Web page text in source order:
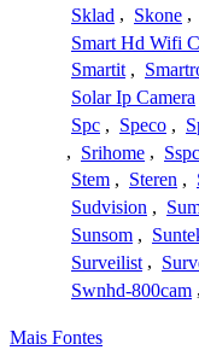
Sklad , Skone ,
Smart Hd Wifi
Smartit ,
Solar Ip Camera
Spc , Speco ,
, Srihome , Sspc
Stem , Steren ,
Sudvision ,
Sunsom ,
Surveilist ,
Swnhd-800cam ,
Mais Fontes